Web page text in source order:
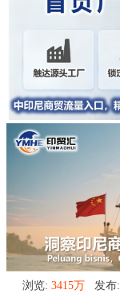
浏览: 3415万 发布: